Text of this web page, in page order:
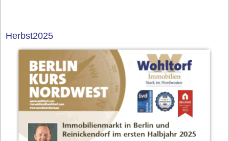
Herbst2025